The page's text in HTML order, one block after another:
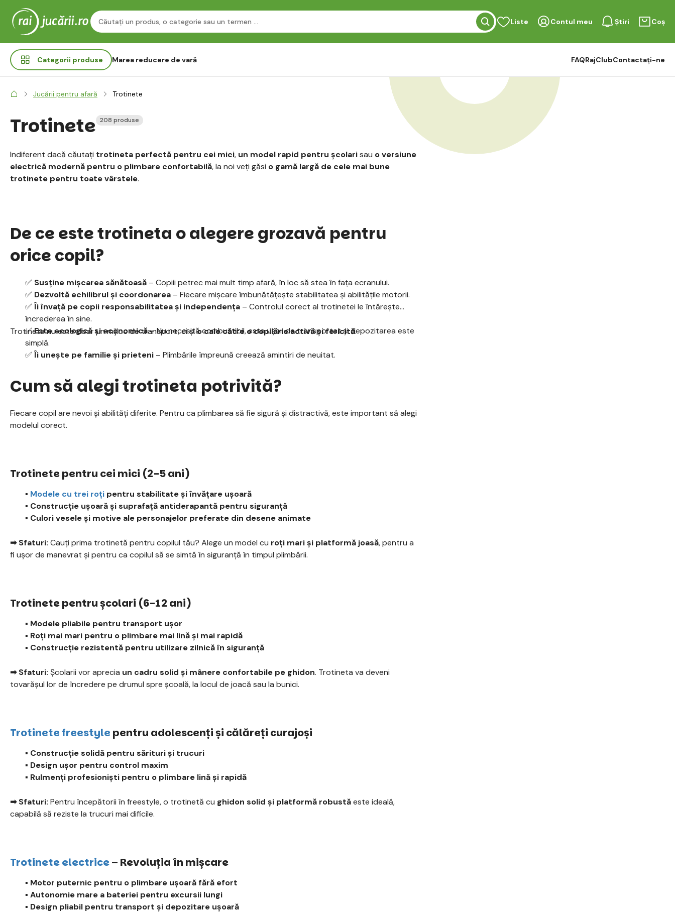
Liste Contul meu Știri Coș
Categorii produse Marea reducere de vară FAQRajClubContactați-ne
Jucării pentru afară Trotinete
Trotinete 208 produse
Indiferent dacă căutați trotineta perfectă pentru cei mici, un model rapid pentru școlarisau o versiune
electrică modernă pentru o plimbare confortabilă, la noi veți găsi o gamă largă de cele mai bune
trotinete pentru toate vârstele.
De ce este trotineta o alegere grozavă pentru
orice copil?
✅ Susține mișcarea sănătoasă – Copiii petrec mai mult timp afară, în loc să stea în fața ecranului.
✅ Dezvoltă echilibrul și coordonarea – Fiecare mișcare îmbunătățește stabilitatea și abilitățile motorii.
✅ Îi învață pe copii responsabilitatea și independența – Controlul corect al trotinetei le întărește
încrederea în sine.
✅Este ecologică și economică– Nu necesită combustibil, este ușor de transportat și depozitarea este
simplă.
✅ Îi unește pe familie și prieteni – Plimbările împreună creează amintiri de neuitat.
Trotineta nu este doar un mijloc de transport, ci șio cale către o copilărie activă și fericită.
Cum să alegi trotineta potrivită?
Fiecare copil are nevoi și abilități diferite. Pentru ca plimbarea să fie sigură și distractivă, este important să alegi
modelul corect.
Trotinete pentru cei mici (2-5 ani)
▪️ Modele cu trei roți pentru stabilitate și învățare ușoară
▪️ Construcție ușoară și suprafață antiderapantă pentru siguranță
▪️ Culori vesele și motive ale personajelor preferate din desene animate
➡ Sfaturi: Cauți prima trotinetă pentru copilul tău? Alege un model cu roți mari și platformă joasă, pentru a
fi ușor de manevrat și pentru ca copilul să se simtă în siguranță în timpul plimbării.
Trotinete pentru școlari (6-12 ani)
▪️ Modele pliabile pentru transport ușor
▪️ Roți mai mari pentru o plimbare mai lină și mai rapidă
▪️ Construcție rezistentă pentru utilizare zilnică în siguranță
➡ Sfaturi: Școlarii vor aprecia un cadru solid și mânere confortabile pe ghidon. Trotineta va deveni
tovarășul lor de încredere pe drumul spre școală, la locul de joacă sau la bunici.
Trotinete freestylepentru adolescenți și călăreți curajoși
▪️ Construcție solidă pentru sărituri și trucuri
▪️ Design ușor pentru control maxim
▪️ Rulmenți profesioniști pentru o plimbare lină și rapidă
➡ Sfaturi: Pentru începătorii în freestyle, o trotinetă cu ghidon solid și platformă robustăeste ideală,
capabilă să reziste la trucuri mai dificile.
Trotinete electrice– Revoluția în mișcare
▪️ Motor puternic pentru o plimbare ușoară fără efort
▪️ Autonomie mare a bateriei pentru excursii lungi
▪️ Design pliabil pentru transport și depozitare ușoară